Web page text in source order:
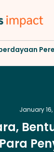
January 16,